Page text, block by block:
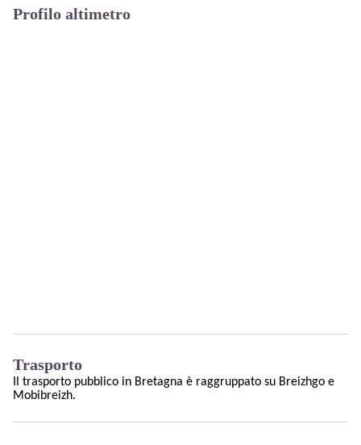
Profilo altimetro
Trasporto
Il trasporto pubblico in Bretagna è raggruppato su Breizhgo e
Mobibreizh.